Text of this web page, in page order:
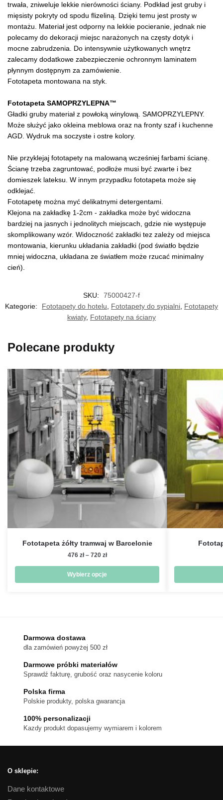
trwała, zniweluje lekkie nierówności ściany. Podkład jest gruby i
mięsisty pokryty od spodu flizeliną. Dzięki temu jest prosty w
montażu. Materiał jest odporny na lekkie pocieranie, jednak nie
polecamy do dekoracji miejsc narażonych na częsty dotyk i
mocne zabrudzenia. Do intensywnie użytkowanych wnętrz
zalecamy dodatkowe zabezpieczenie ochronnym laminatem
płynnym dostępnym za zamówienie.
Fototapeta montowana na styk.
Fototapeta SAMOPRZYLEPNA™
Gładki gruby materiał z powłoką winylową. SAMOPRZYLEPNY.
Może służyć jako okleina meblowa oraz na fronty szaf i kuchenne
AGD. Wydruk ma soczyste i ostre kolory.
Nie przyklejaj fototapety na malowaną wcześniej farbami ścianę.
Ścianę trzeba zagruntować, podłoże musi być zwarte i bez
domieszek lateksu. W innym przypadku fototapeta może się
odklejać.
Fototapetę można myć delikatnymi detergentami.
Klejona na zakładkę 1-2cm - zakładka może być widoczna
bardziej na jasnych i jednolitych miejscach, gdzie nie występuje
skomplikowany wzór. Widoczność zakładki tez zależy od miejsca
montowania, kierunku układania zakładki (pod światło będzie
mniej widoczna, układana ze światłem może rzucać minimalny
cień).
SKU:
75000427-f
Kategorie:
Fototapety do hotelu Fototapety do sypialni Fototapety
kwiaty, Fototapety na ściany
Polecane produkty
Fototapeta żółty tramwaj w Barcelonie
476 zł – 720 złZakres
od
476 zł
Wybierz opcje
Opcje
można
wybrać
stronie
Darmowa dostawa
dla zamówień powyżej 500 zł
Darmowe próbki materiałów
Sprawdź fakturę, grubość oraz nasycenie koloru
Polska firma
Polskie produkty, polska gwarancja
100% personalizacji
Kazdy produkt dopasujemy wymiarem i kolorem
O sklepie:
Dane kontaktowe